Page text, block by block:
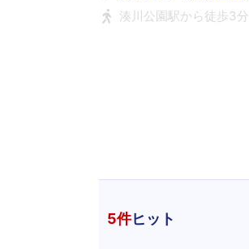
湊川公園駅から徒歩3分
5件ヒット